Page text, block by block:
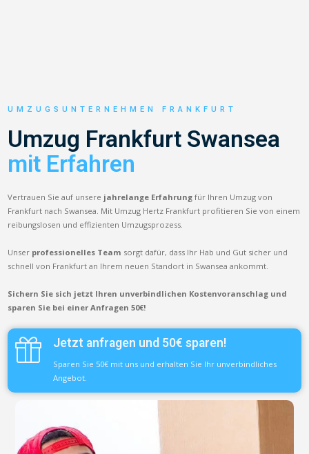
UMZUGSUNTERNEHMEN FRANKFURT
Umzug Frankfurt Swansea
mit Erfahren
Vertrauen Sie auf unsere jahrelange Erfahrung für Ihren Umzug von
Frankfurt nach Swansea. Mit Umzug Hertz Frankfurt profitieren Sie von einem
reibungslosen und effizienten Umzugsprozess.
Unser professionelles Team sorgt dafür, dass Ihr Hab und Gut sicher und
schnell von Frankfurt an Ihrem neuen Standort in Swansea ankommt.
Sichern Sie sich jetzt Ihren unverbindlichen Kostenvoranschlag und
sparen Sie bei einer Anfragen 50€!
Jetzt anfragen und 50€ sparen!
Sparen Sie 50€ mit uns und erhalten Sie Ihr unverbindliches
Angebot.